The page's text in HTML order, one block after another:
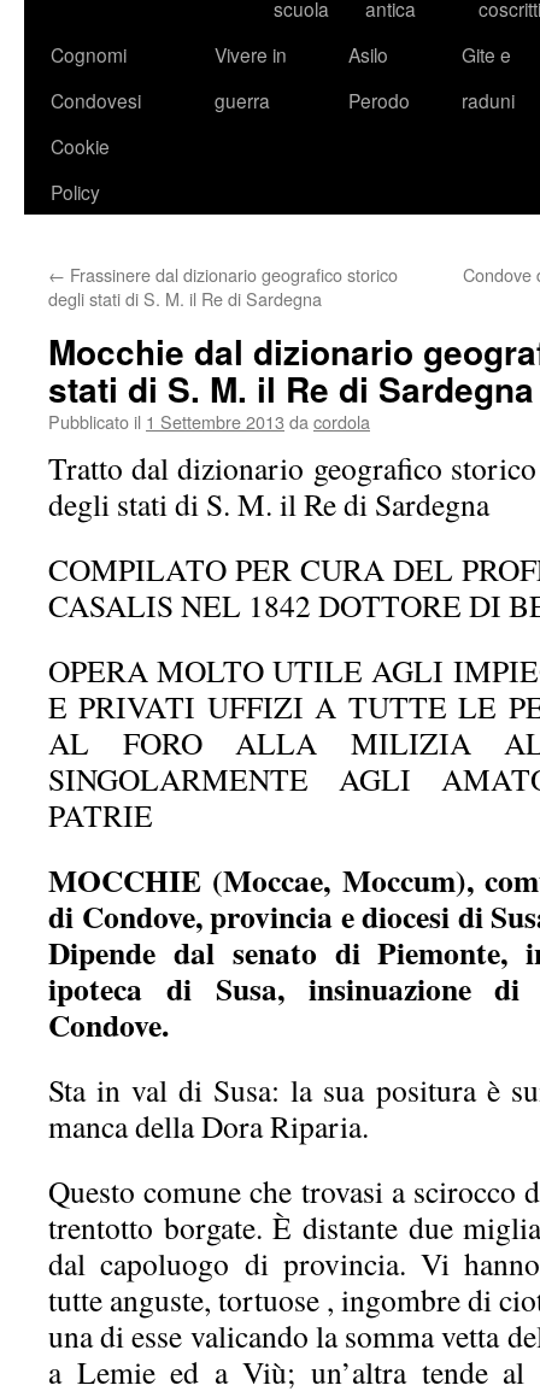
scuola
antica
coscritti
Cognomi
Condovesi
Vivere in
guerra
Asilo
Perodo
Gite e
raduni
Cookie
Policy
← Frassinere dal dizionario geografico storico
degli stati di S. M. il Re di Sardegna
Condove
Mocchie dal dizionario
stati di S. M. il Re di Sardegna
Pubblicato il 1 Settembre 2013 da cordola
Tratto dal dizionario geografico
degli stati di S. M. il Re di Sardegna
COMPILATO PER CURA DEL
CASALIS NEL 1842 DOTTORE DI
OPERA MOLTO UTILE AGLI
E PRIVATI UFFIZI A TUTTE LE
AL FORO ALLA MILIZIA
SINGOLARMENTE AGLI
PATRIE
MOCCHIE (Moccae, Moccum),
di Condove, provincia e diocesi di
Dipende dal senato di Piemonte,
ipoteca di Susa, insinuazione
Condove.
Sta in val di Susa: la sua positura è
manca della Dora Riparia.
Questo comune che trovasi a scirocco
trentotto borgate. È distante due
dal capoluogo di provincia. Vi
tutte anguste, tortuose , ingombre di
una di esse valicando la somma vetta
a Lemie ed a Viù; un’altra tende al